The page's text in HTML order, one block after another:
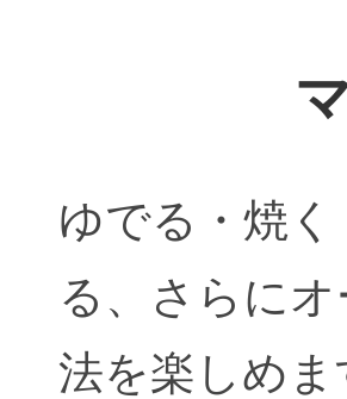
ゆでる・焼
る、さらに
法を楽しめま